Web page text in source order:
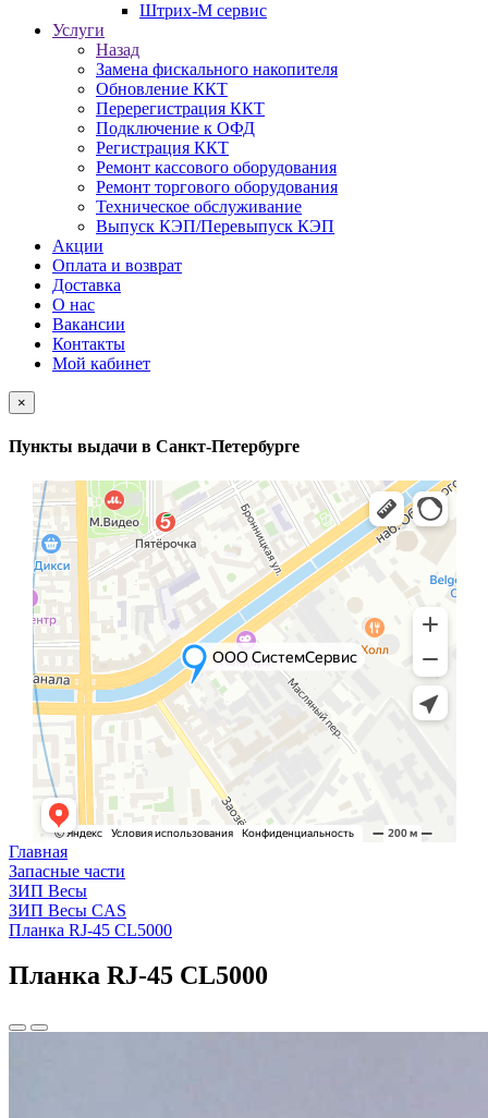
Штрих-М сервис
Услуги
Назад
Замена фискального накопителя
Обновление ККТ
Перерегистрация ККТ
Подключение к ОФД
Регистрация ККТ
Ремонт кассового оборудования
Ремонт торгового оборудования
Техническое обслуживание
Выпуск КЭП/Перевыпуск КЭП
Акции
Оплата и возврат
Доставка
О нас
Вакансии
Контакты
Мой кабинет
×
Пункты выдачи в Санкт-Петербурге
Главная
Запасные части
ЗИП Весы
ЗИП Весы CAS
Планка RJ-45 CL5000
Планка RJ-45 CL5000